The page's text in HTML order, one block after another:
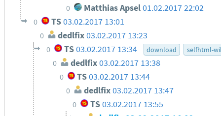
0 Matthias Apsel 01.02.2017 22:02
0 TS 03.02.2017 13:01
0 dedlfix03.02.2017 13:23
0 TS03.02.2017 13:34 download selfhtml-
0 dedlfix03.02.2017 13:38
0 TS03.02.2017 13:44
0 dedlfix 03.02.2017 13:47
0 TS03.02.2017 13:55